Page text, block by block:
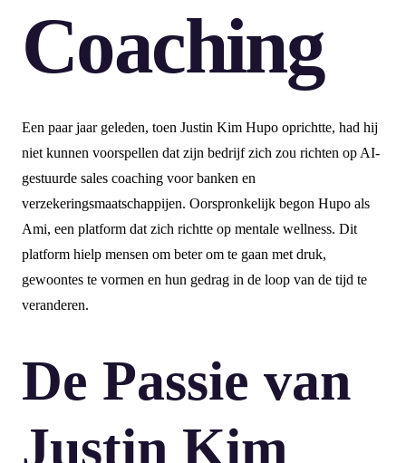
Coaching
Een paar jaar geleden, toen Justin Kim Hupo oprichtte, had hij
niet kunnen voorspellen dat zijn bedrijf zich zou richten op AI-
gestuurde sales coaching voor banken en
verzekeringsmaatschappijen. Oorspronkelijk begon Hupo als
Ami, een platform dat zich richtte op mentale wellness. Dit
platform hielp mensen om beter om te gaan met druk,
gewoontes te vormen en hun gedrag in de loop van de tijd te
veranderen.
De Passie van
Justin Kim